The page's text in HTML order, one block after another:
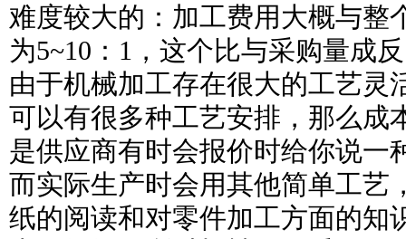
难度较大的：加工费用大概与整
为5~10：1，这个比与采购量成
由于机械加工存在很大的工艺灵
可以有很多种工艺安排，那么成
是供应商有时会报价时给你说一
而实际生产时会用其他简单工艺
纸的阅读和对零件加工方面的知